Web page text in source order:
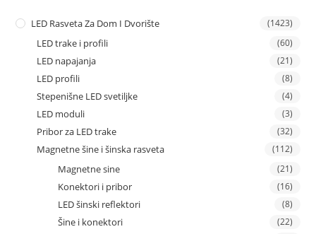
LED Rasveta Za Dom I Dvorište (1423)
LED trake i profili (60)
LED napajanja (21)
LED profili (8)
Stepenišne LED svetiljke (4)
LED moduli (3)
Pribor za LED trake (32)
Magnetne šine i šinska rasveta (112)
Magnetne sine (21)
Konektori i pribor (16)
LED šinski reflektori (8)
Šine i konektori (22)